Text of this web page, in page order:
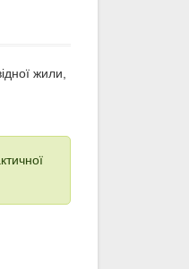
жили,